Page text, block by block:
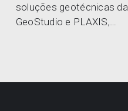
soluções geotécnicas
GeoStudio e PLAXIS,…